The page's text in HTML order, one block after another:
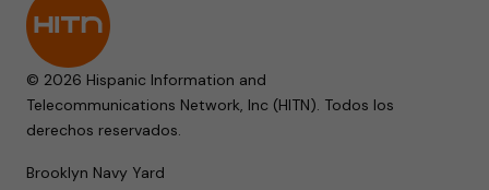
© 2026 Hispanic Information and
Telecommunications Network, Inc (HITN). Todos los
derechos reservados.
Brooklyn Navy Yard